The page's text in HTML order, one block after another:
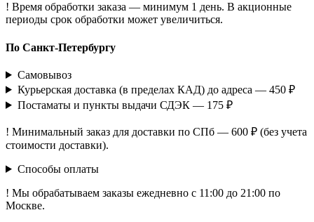
! Время обработки заказа — минимум 1 день. В акционные
периоды срок обработки может увеличиться.
По Санкт-Петербургу
Самовывоз
Курьерская доставка (в пределах КАД) до адреса — 450 ₽
Постаматы и пункты выдачи СДЭК — 175 ₽
! Минимальный заказ для доставки по СПб — 600 ₽ (без учета
стоимости доставки).
Способы оплаты
! Мы обрабатываем заказы ежедневно с 11:00 до 21:00 по
Москве.